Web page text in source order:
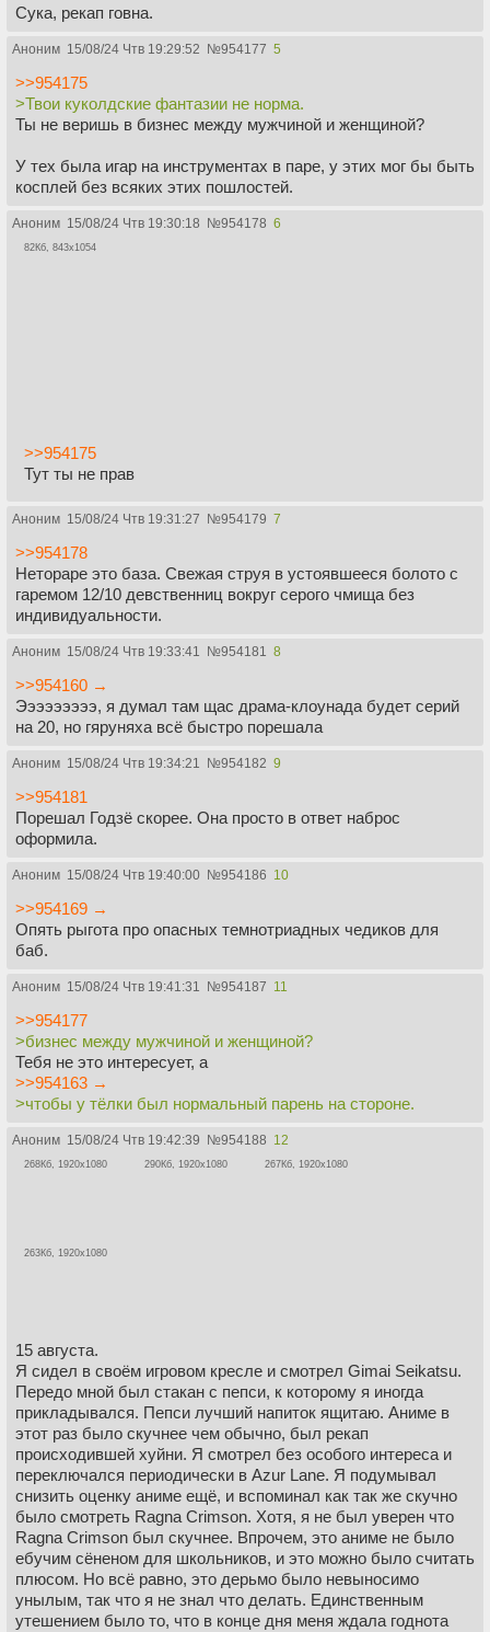
Сука, рекап говна.
Аноним 15/08/24 Чтв 19:29:52 №954177 5
>>954175
>Твои куколдские фантазии не норма.
Ты не веришь в бизнес между мужчиной и женщиной?
У тех была игар на инструментах в паре, у этих мог бы быть
косплей без всяких этих пошлостей.
Аноним 15/08/24 Чтв 19:30:18 №954178 6
82Кб, 843x1054
>>954175
Тут ты не прав
Аноним 15/08/24 Чтв 19:31:27 №954179 7
>>954178
Нетораре это база. Свежая струя в устоявшееся болото с
гаремом 12/10 девственниц вокруг серого чмища без
индивидуальности.
Аноним 15/08/24 Чтв 19:33:41 №954181 8
>>954160 →
Эээээээээ, я думал там щас драма-клоунада будет серий
на 20, но гяруняха всё быстро порешала
Аноним 15/08/24 Чтв 19:34:21 №954182 9
>>954181
Порешал Годзё скорее. Она просто в ответ наброс
оформила.
Аноним 15/08/24 Чтв 19:40:00 №954186 10
>>954169 →
Опять рыгота про опасных темнотриадных чедиков для
баб.
Аноним 15/08/24 Чтв 19:41:31 №954187 11
>>954177
>бизнес между мужчиной и женщиной?
Тебя не это интересует, а
>>954163 →
>чтобы у тёлки был нормальный парень на стороне.
Аноним 15/08/24 Чтв 19:42:39 №954188 12
268Кб, 1920x1080 290Кб, 1920x1080 267Кб, 1920x1080
263Кб, 1920x1080
15 августа.
Я сидел в своём игровом кресле и смотрел Gimai Seikatsu.
Передо мной был стакан с пепси, к которому я иногда
прикладывался. Пепси лучший напиток ящитаю. Аниме в
этот раз было скучнее чем обычно, был рекап
происходившей хуйни. Я смотрел без особого интереса и
переключался периодически в Azur Lane. Я подумывал
снизить оценку аниме ещё, и вспоминал как так же скучно
было смотреть Ragna Crimson. Хотя, я не был уверен что
Ragna Crimson был скучнее. Впрочем, это аниме не было
ебучим сёненом для школьников, и это можно было считать
плюсом. Но всё равно, это дерьмо было невыносимо
унылым, так что я не знал что делать. Единственным
утешением было то, что в конце дня меня ждала годнота